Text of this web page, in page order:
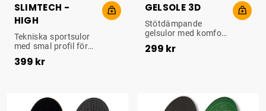
SLIMTECH -
HIGH
UPPBYGGD SULA
Tekniska sportsulor
med smal profil för
dämpning. Passar bl
Pris: 399 kr
399 kr
GELSOLE 3D
STÖTDÄMPANDE GELSULA
Stötdämpande
gelsulor med komfort
foten. Passar i
Pris: 299 kr
299 kr